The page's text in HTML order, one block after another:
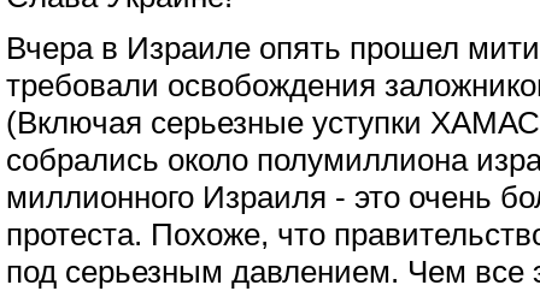
Вчера в Израиле опять прошел
требовали освобождения
(Включая серьезные уступки
собрались около полумиллиона
миллионного Израиля - это очень
протеста. Похоже, что
под серьезным давлением. Чем все